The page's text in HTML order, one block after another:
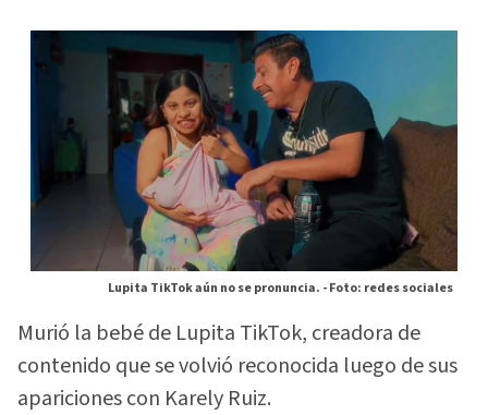
Lupita TikTok aún no se pronuncia. -Foto: redes sociales
Murió la bebé de Lupita TikTok, creadora de
contenido que se volvió reconocida luego de sus
apariciones con Karely Ruiz.